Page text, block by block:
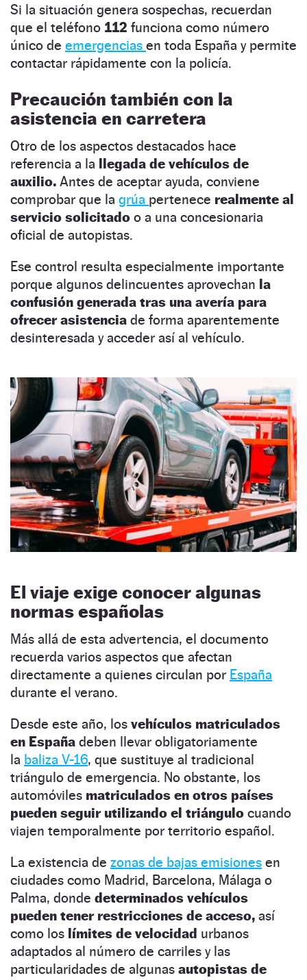
Si la situación genera sospechas, recuerdan
que el teléfono 112 funciona como número
único de emergencias en toda España y permite
contactar rápidamente con la policía.
Precaución también con la
asistencia en carretera
Otro de los aspectos destacados hace
referencia a la llegada de vehículos de
auxilio. Antes de aceptar ayuda, conviene
comprobar que la grúa pertenece realmente al
servicio solicitado o a una concesionaria
oficial de autopistas.
Ese control resulta especialmente importante
porque algunos delincuentes aprovechan la
confusión generada tras una avería para
ofrecer asistencia de forma aparentemente
desinteresada y acceder así al vehículo.
El viaje exige conocer algunas
normas españolas
Más allá de esta advertencia, el documento
recuerda varios aspectos que afectan
directamente a quienes circulan por España
durante el verano.
Desde este año, los vehículos matriculados
en España deben llevar obligatoriamente
la baliza V-16, que sustituye al tradicional
triángulo de emergencia. No obstante, los
automóviles matriculados en otros países
pueden seguir utilizando el triángulo cuando
viajen temporalmente por territorio español.
La existencia de zonas de bajas emisiones en
ciudades como Madrid, Barcelona, Málaga o
Palma, donde determinados vehículos
pueden tener restricciones de acceso, así
como los límites de velocidad urbanos
adaptados al número de carriles y las
particularidades de algunas autopistas de